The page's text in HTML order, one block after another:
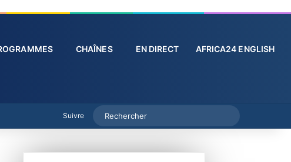
PROGRAMMES CHAÎNES EN DIRECT AFRICA24
Suivre